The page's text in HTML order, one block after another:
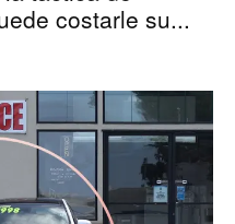
costarle su...